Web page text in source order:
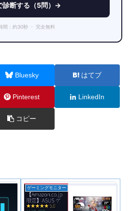
診断する（5問）→
間：約30秒 ・ 完全無料
Bluesky はてブ
Pinterest LinkedIn
コピー
ゲーミングモニター